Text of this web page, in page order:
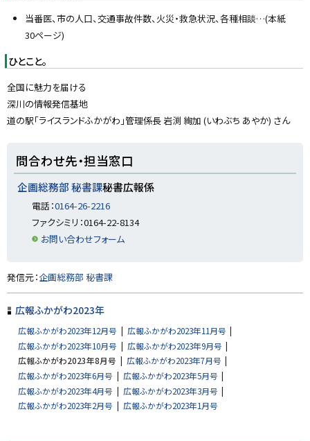
当番医、市の人口、交通事故件数、火災・救急状況、各種相談…(本紙
30ページ)
ひとこと。
全国に魅力を届ける
深川の情報発信基地
道の駅「ライスランドふかがわ」管理係長 岩渕 絢加 (いわぶち あやか) さん
問合わせ先・担当窓口
企画総務部 秘書課秘書広報係
電話：0164-26-2216
ファクシミリ：0164-22-8134
お問い合わせフォーム
ト
ッ
プ
発信元：企画総務部 秘書課
広報ふかがわ2023年
広報ふかがわ2023年12月号
広報ふかがわ2023年11月号
広報ふかがわ2023年10月号
広報ふかがわ2023年9月号
広報ふかがわ2023年8月号
広報ふかがわ2023年7月号
広報ふかがわ2023年6月号
広報ふかがわ2023年5月号
広報ふかがわ2023年4月号
広報ふかがわ2023年3月号
広報ふかがわ2023年2月号
広報ふかがわ2023年1月号